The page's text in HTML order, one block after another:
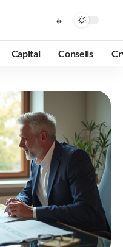
Capital Conseils